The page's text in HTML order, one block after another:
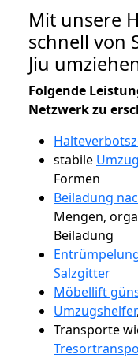
Mit unsere
schnell von
Jiu
Folgende
Netzwerk zu
stabile
Formen
Beiladung
Mengen,
Beiladung
Salzgitter
Möbellift
Umzugshelfer
Transporte